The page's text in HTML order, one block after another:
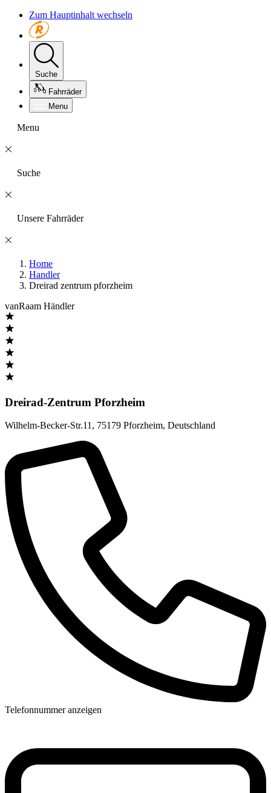
Zum Hauptinhalt wechseln
Suche
Fahrräder
Menu
Menu
Suche
Unsere Fahrräder
Home
Handler
Dreirad zentrum pforzheim
vanRaam Händler
Dreirad-Zentrum Pforzheim
Wilhelm-Becker-Str.11, 75179 Pforzheim, Deutschland
Telefonnummer anzeigen